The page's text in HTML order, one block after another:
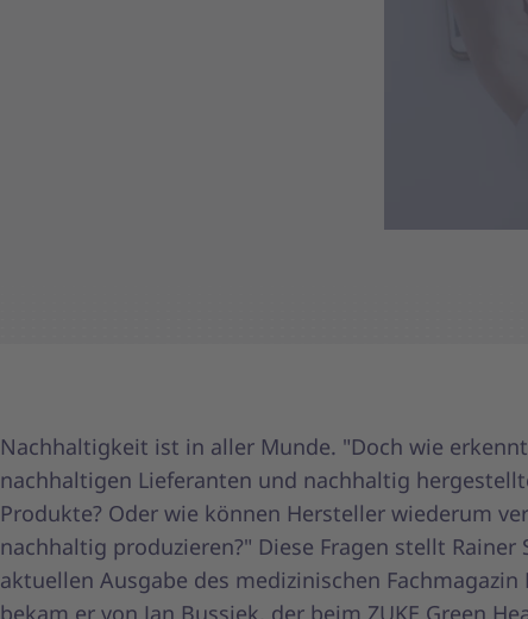
Nachhaltigkeit ist in aller Munde. "Doch wie
nachhaltigen Lieferanten und nachhaltig
Produkte? Oder wie können Hersteller wiederum
nachhaltig produzieren?" Diese Fragen stellt Rainer
aktuellen Ausgabe des medizinischen Fachmagazin